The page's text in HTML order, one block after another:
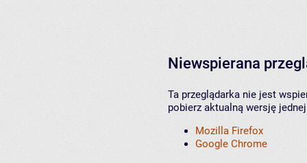
Niewspierana
Ta przeglądarka nie jest
pobierz aktualną wersję
Mozilla Firefox
Google Chrome